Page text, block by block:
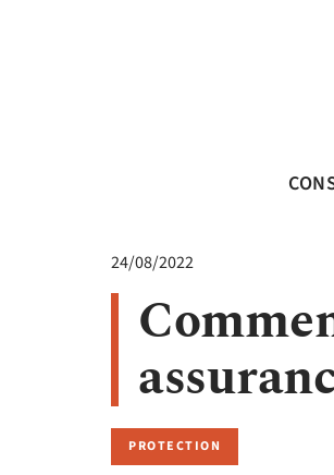
24/08/2022
PROTECTION